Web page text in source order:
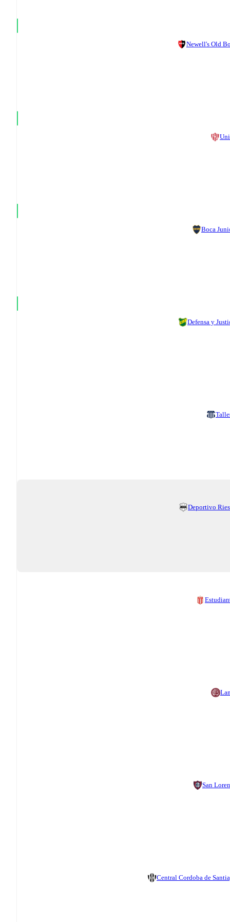
Newell's Old
Boca
Defensa y
Deportivo
San
Central Cordoba de